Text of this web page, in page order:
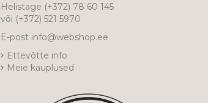
Helistage (+372) 78 60 145
või (+372) 521 5970
E-post info@webshop.ee
Ettevõtte info
Meie kauplused